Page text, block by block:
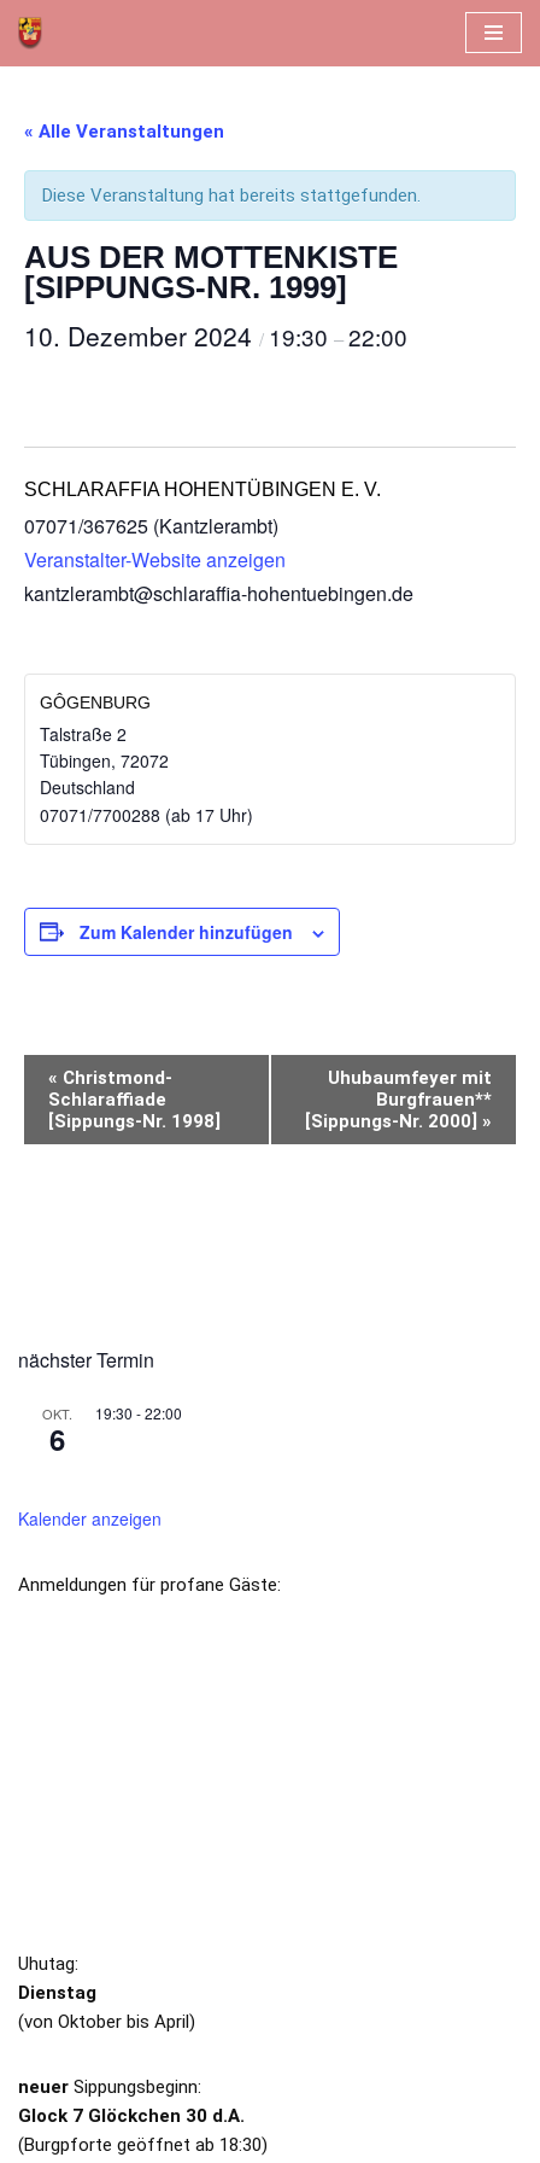
Zum
springen
« Alle Veranstaltungen
Diese Veranstaltung hat bereits stattgefunden.
AUS DER MOTTENKISTE
[SIPPUNGS-NR. 1999]
10. Dezember 2024 / 19:30 –22:00
SCHLARAFFIA HOHENTÜBINGEN E. V.
07071/367625 (Kantzlerambt)
Veranstalter-Website anzeigen
kantzlerambt@schlaraffia-hohentuebingen.de
GÔGENBURG
Talstraße 2
Tübingen, 72072
Deutschland
07071/7700288 (ab 17 Uhr)
Zum Kalender hinzufügen
VERANSTALTUNG-
NAVIGATION
« Christmond-
Schlaraffiade
[Sippungs-Nr. 1998]
Uhubaumfeyer mit
Burgfrauen**
[Sippungs-Nr. 2000] »
nächster Termin
OKT.
6
19:30 -22:00
Kalender anzeigen
Anmeldungen für profane Gäste:
Uhutag:
Dienstag
(von Oktober bis April)
neuer Sippungsbeginn:
Glock 7 Glöckchen 30 d.A.
(Burgpforte geöffnet ab 18:30)